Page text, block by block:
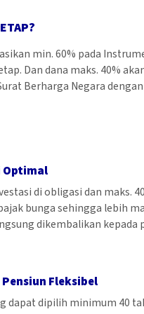
min. 60% pada
Dan dana maks. 40%
Berharga Negara
Optimal
di obligasi dan maks.
bunga sehingga lebih
dikembalikan kepada
Fleksibel
dapat dipilih minimum 40